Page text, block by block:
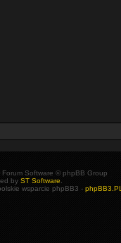
Forum Software © phpBB Group
by ST Software
wsparcie phpBB3 - phpBB3.PL